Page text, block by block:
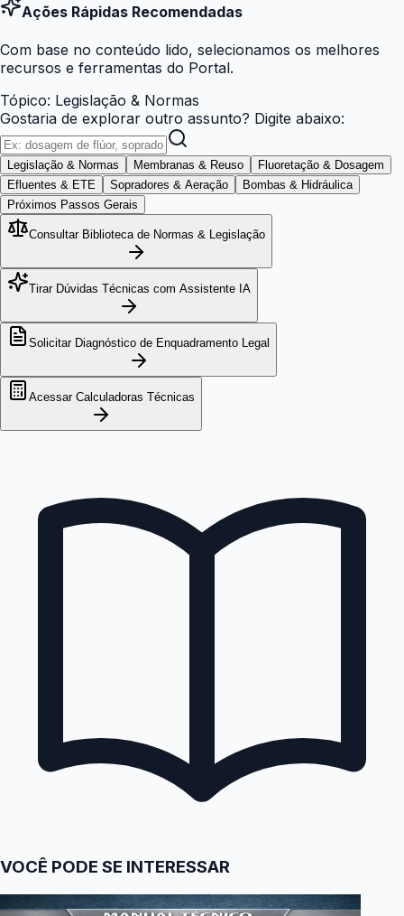
Ações Rápidas Recomendadas
Com base no conteúdo lido, selecionamos os melhores
recursos e ferramentas do Portal.
Tópico: Legislação & Normas
Gostaria de explorar outro assunto? Digite abaixo:
Legislação & Normas Membranas & Reuso
Fluoretação & Dosagem
Efluentes & ETE
Sopradores & Aeração
Bombas & Hidráulica
Próximos Passos Gerais
Consultar Biblioteca de Normas & Legislação
Tirar Dúvidas Técnicas com Assistente IA
Solicitar Diagnóstico de Enquadramento Legal
Acessar Calculadoras Técnicas
VOCÊ PODE SE INTERESSAR